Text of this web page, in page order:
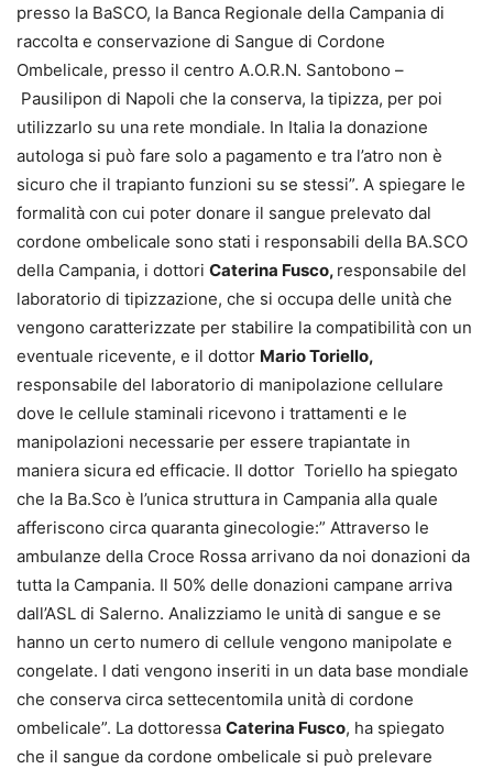
presso la BaSCO, la Banca Regionale della Campania di
raccolta e conservazione di Sangue di Cordone
Ombelicale, presso il centro A.O.R.N. Santobono –
Pausilipon di Napoli che la conserva, la tipizza, per poi
utilizzarlo su una rete mondiale. In Italia la donazione
autologa si può fare solo a pagamento e tra l’atro non è
sicuro che il trapianto funzioni su se stessi”. A spiegare le
formalità con cui poter donare il sangue prelevato dal
cordone ombelicale sono stati i responsabili della BA.SCO
della Campania, i dottori Caterina Fusco, responsabile del
laboratorio di tipizzazione, che si occupa delle unità che
vengono caratterizzate per stabilire la compatibilità con un
eventuale ricevente, e il dottor Mario Toriello,
responsabile del laboratorio di manipolazione cellulare
dove le cellule staminali ricevono i trattamenti e le
manipolazioni necessarie per essere trapiantate in
maniera sicura ed efficacie. Il dottor Toriello ha spiegato
che la Ba.Sco è l’unica struttura in Campania alla quale
afferiscono circa quaranta ginecologie:” Attraverso le
ambulanze della Croce Rossa arrivano da noi donazioni da
tutta la Campania. Il 50% delle donazioni campane arriva
dall’ASL di Salerno. Analizziamo le unità di sangue e se
hanno un certo numero di cellule vengono manipolate e
congelate. I dati vengono inseriti in un data base mondiale
che conserva circa settecentomila unità di cordone
ombelicale”. La dottoressa Caterina Fusco, ha spiegato
che il sangue da cordone ombelicale si può prelevare